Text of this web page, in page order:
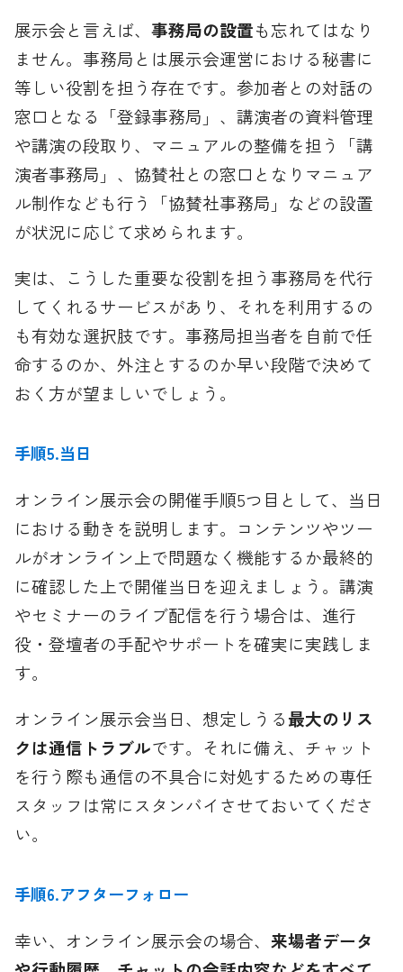
展示会と言えば、事務局の設置も忘れてはなり
ません。事務局とは展示会運営における秘書に
等しい役割を担う存在です。参加者との対話の
窓口となる「登録事務局」、講演者の資料管理
や講演の段取り、マニュアルの整備を担う「講
演者事務局」、協賛社との窓口となりマニュア
ル制作なども行う「協賛社事務局」などの設置
が状況に応じて求められます。
実は、こうした重要な役割を担う事務局を代行
してくれるサービスがあり、それを利用するの
も有効な選択肢です。事務局担当者を自前で任
命するのか、外注とするのか早い段階で決めて
おく方が望ましいでしょう。
手順5.当日
オンライン展示会の開催手順5つ目として、当日
における動きを説明します。コンテンツやツー
ルがオンライン上で問題なく機能するか最終的
に確認した上で開催当日を迎えましょう。講演
やセミナーのライブ配信を行う場合は、進行
役・登壇者の手配やサポートを確実に実践しま
す。
オンライン展示会当日、想定しうる最大のリス
クは通信トラブルです。それに備え、チャット
を行う際も通信の不具合に対処するための専任
スタッフは常にスタンバイさせておいてくださ
い。
手順6.アフターフォロー
幸い、オンライン展示会の場合、来場者データ